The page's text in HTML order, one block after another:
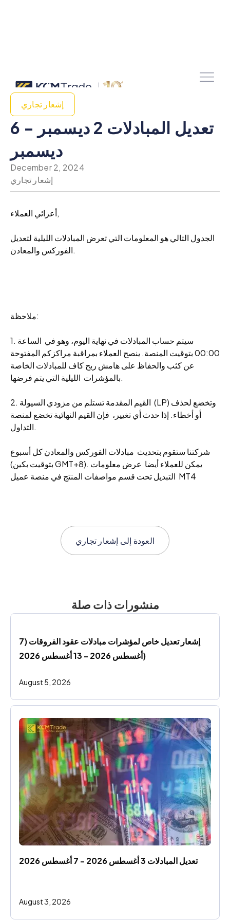
إشعار تجاري
تعديل المبادلات 2 ديسمبر - 6
ديسمبر
December 2, 2024
إشعار تجاري
أعزائي العملاء,
الجدول التالي هو المعلومات التي تعرض المبادلات الليلية لتعديل
الفوركس والمعادن.
ملاحظة:
1. سيتم حساب المبادلات في نهاية اليوم، وهو في الساعة
00:00 بتوقيت المنصة. ينصح العملاء بمراقبة مراكزكم المفتوحة
عن كثب والحفاظ على هامش ربح كاف للمبادلات الخاصة
بالمؤشرات الليلية التي يتم فرضها.
2. القيم المقدمة تستلم من مزودي السيولة (LP) وتخضع لحذف
أو أخطاء. إذا حدث أي تغيير، فإن القيم النهائية تخضع لمنصة
التداول.
شركتنا ستقوم بتحديث مبادلات الفوركس والمعادن كل أسبوع
(بتوقيت بكين GMT+8). يمكن للعملاء أيضا عرض معلومات
التبديل تحت قسم مواصفات المنتج في منصة عميل MT4
العودة إلى إشعار تجاري
منشورات ذات صلة
إشعار تعديل خاص لمؤشرات مبادلات عقود الفروقات (7
أغسطس 2026 - 13 أغسطس 2026)
August 5, 2026
تعديل المبادلات 3 أغسطس 2026 - 7 أغسطس 2026
August 3, 2026